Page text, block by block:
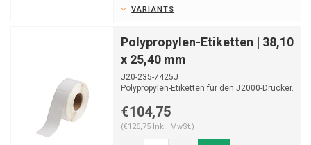
VARIANTS
Polypropylen-Etiketten | 38,10
x 25,40 mm
J20-235-7425J
Polypropylen-Etiketten für den J2000-Drucker.
Ro...
€104,75
(€126,75 Inkl. MwSt.)